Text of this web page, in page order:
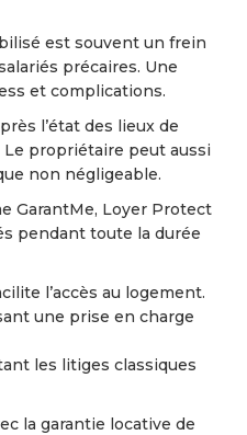
est souvent un frein
précaires. Une
et complications.
l’état des lieux de
propriétaire peut aussi
non négligeable.
GarantMe, Loyer Protect
pendant toute la durée
l’accès au logement.
une prise en charge
les litiges classiques
la garantie locative de